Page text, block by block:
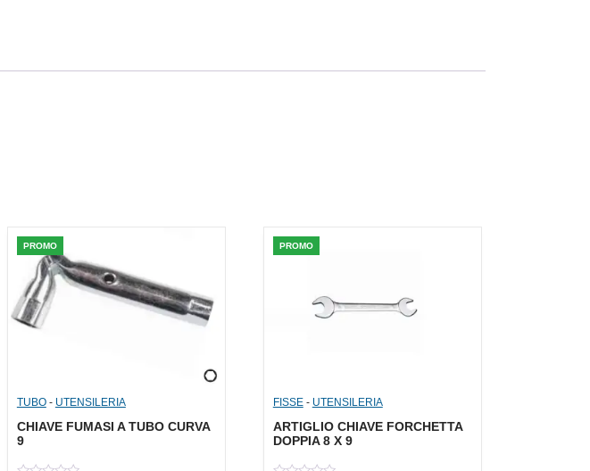
PROMO
TUBO- UTENSILERIA
CHIAVE FUMASI A TUBO CURVA
9
PROMO
FISSE- UTENSILERIA
ARTIGLIO CHIAVE FORCHETTA
DOPPIA 8 X 9